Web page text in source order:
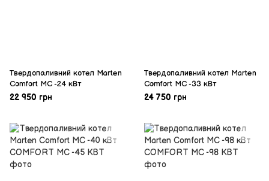
Твердопаливний котел Marten
Comfort MC -24 кВт
22 950 грн
Твердопаливний котел Marten
Comfort MC -33 кВт
24 750 грн